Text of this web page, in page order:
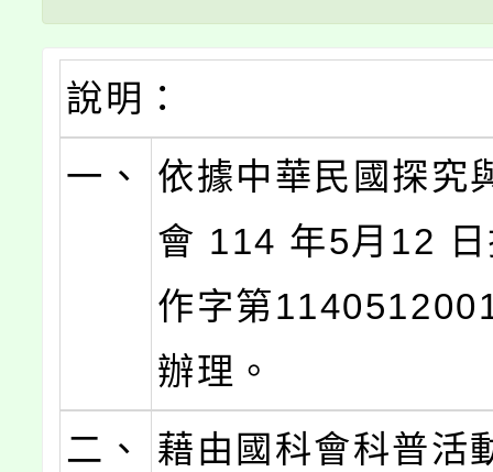
說明：
一、
依據中華民國探究
會 114 年5月12
作字第
辦理。
二、
藉由國科會科普活